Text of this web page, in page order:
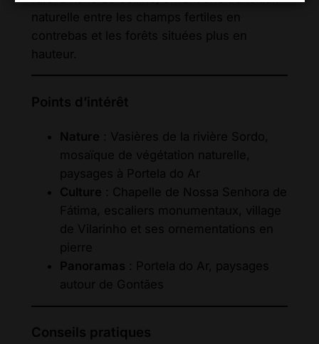
naturelle entre les champs fertiles en
contrebas et les forêts situées plus en
hauteur.
Points d’intérêt
Nature : Vasières de la rivière Sordo,
mosaïque de végétation naturelle,
paysages à Portela do Ar
Culture : Chapelle de Nossa Senhora de
Fátima, escaliers monumentaux, village
de Vilarinho et ses ornementations en
pierre
Panoramas : Portela do Ar, paysages
autour de Gontães
Conseils pratiques